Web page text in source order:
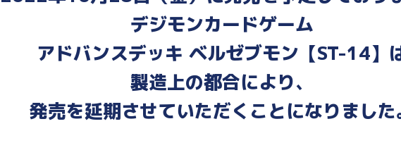
デジモンカードゲーム
アドバンスデッキ ベルゼブモン【ST-14】
製造上の都合により、
発売を延期させていただくことになりました